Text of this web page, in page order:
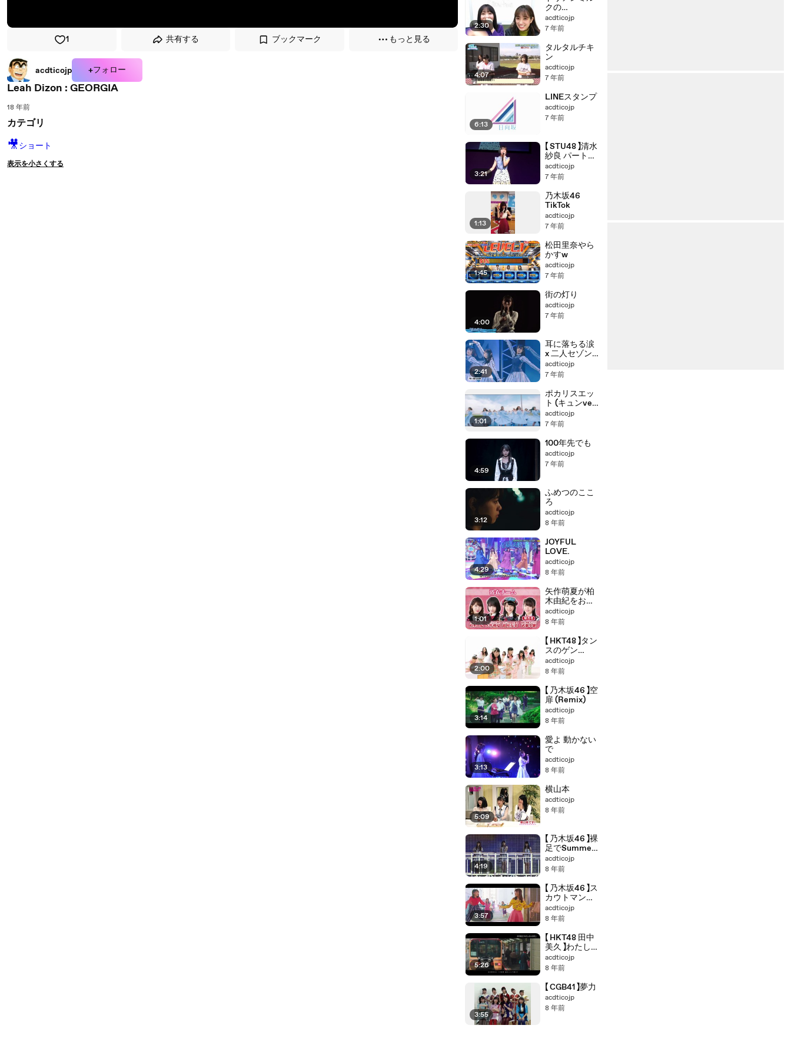
1 共有する ブックマーク もっと見る
acdticojp +フォロー
Leah Dizon : GEORGIA
18 年前
カテゴリ
🎥ショート
表示を小さくする
2:30
クの
ShowTime
acdticojp
7 年前
4:07
タルタルチキ
ン
acdticojp
7 年前
6:13
LINEスタンプ
acdticojp
7 年前
3:21
【 STU48 】清水
紗良 パート・
オブ・ユア・
ワールド
acdticojp
7 年前
1:13
乃木坂46
TikTok
acdticojp
7 年前
1:45
松田里奈やら
かすw
acdticojp
7 年前
4:00
街の灯り
acdticojp
7 年前
2:41
耳に落ちる涙
x 二人セゾン
(mashup)
acdticojp
7 年前
1:01
ポカリスエッ
ト (キュンver.)
(MAD)
acdticojp
7 年前
4:59
100年先でも
acdticojp
7 年前
3:12
ふめつのここ
ろ
acdticojp
8 年前
4:29
JOYFUL
LOVE.
acdticojp
8 年前
1:01
矢作萌夏が柏
木由紀をおば
さん
acdticojp
8 年前
2:00
【 HKT48 】タン
スのゲン
(Remix)
acdticojp
8 年前
3:14
【 乃木坂46 】空
扉 (Remix)
acdticojp
8 年前
3:13
愛よ 動かない
で
acdticojp
8 年前
5:09
横山本
acdticojp
8 年前
4:19
【 乃木坂46 】裸
足でSummer
(Remix)
acdticojp
8 年前
3:57
【 乃木坂46 】ス
カウトマン
(Remix)
acdticojp
8 年前
5:26
【 HKT48 田中
美久 】わたしの
ふるさと
acdticojp
8 年前
3:55
【 CGB41 】夢力
acdticojp
8 年前